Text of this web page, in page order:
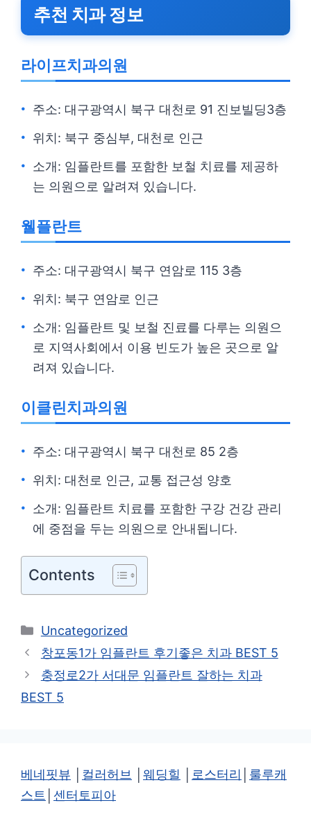
추천 치과 정보
라이프치과의원
주소: 대구광역시 북구 대천로 91 진보빌딩3층
위치: 북구 중심부, 대천로 인근
소개: 임플란트를 포함한 보철 치료를 제공하
는 의원으로 알려져 있습니다.
웰플란트
주소: 대구광역시 북구 연암로 115 3층
위치: 북구 연암로 인근
소개: 임플란트 및 보철 진료를 다루는 의원으
로 지역사회에서 이용 빈도가 높은 곳으로 알
려져 있습니다.
이클린치과의원
주소: 대구광역시 북구 대천로 85 2층
위치: 대천로 인근, 교통 접근성 양호
소개: 임플란트 치료를 포함한 구강 건강 관리
에 중점을 두는 의원으로 안내됩니다.
Contents
카
테
리
Uncategorized
창포동1가 임플란트 후기좋은 치과 BEST 5
충정로2가 서대문 임플란트 잘하는 치과
BEST 5
베네핏뷰 컬러허브 웨딩힐 로스터리
룰루캐
스트
센터토피아